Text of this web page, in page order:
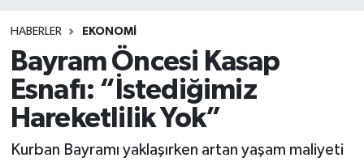
HABERLER EKONOMI
Bayram Öncesi Kasap
Esnafı: “İstediğimiz
Hareketlilik Yok”
Kurban Bayramı yaklaşırken artan yaşam maliyeti
Puan Durumu ve Fikstür
Tüm Manşetler
Son Dakika Haberleri
Haber Arşivi